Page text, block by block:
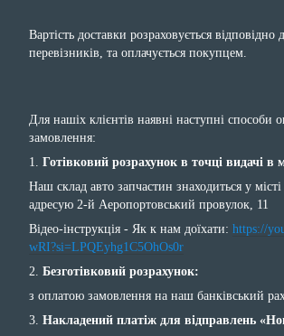
Вартість доставки розраховується відповідно
перевізників, та оплачується покупцем.
Для нашіх клієнтів наявні наступні способи
замовлення:
1. Готівковий розрахунок в точці видачі в
Наш склад авто запчастин знаходиться у
адресую 2-й Аеропортовський провулок, 11
Відео-інструкція - Як к нам доїхати: https://
wRI?si=LPQEyhg1C5OhOs0r
2. Безготівковий розрахунок:
з оплатою замовлення на наш банківський
3. Накладений платіж для відправлень